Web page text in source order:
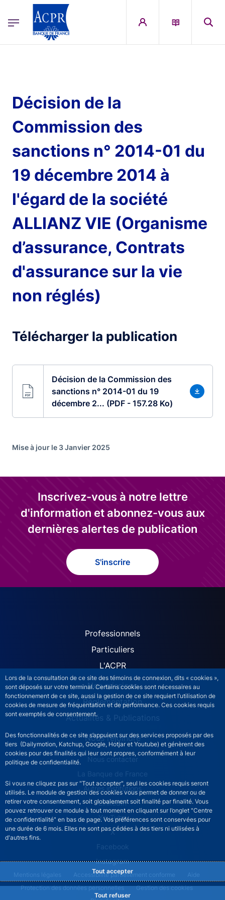
Lors de la consultation de ce site des témoins de connexion, dits « cookies »,
sont déposés sur votre terminal. Certains cookies sont nécessaires au
fonctionnement de ce site, aussi la gestion de ce site requiert l’utilisation de
cookies de mesure de fréquentation et de performance. Ces cookies requis
sont exemptés de consentement.
Des fonctionnalités de ce site s’appuient sur des services proposés par des
tiers (Dailymotion, Katchup, Google, Hotjar et Youtube) et génèrent des
cookies pour des finalités qui leur sont propres, conformément à leur
politique de confidentialité.
Si vous ne cliquez pas sur "Tout accepter", seul les cookies requis seront
utilisés. Le module de gestion des cookies vous permet de donner ou de
retirer votre consentement, soit globalement soit finalité par finalité. Vous
pouvez retrouver ce module à tout moment en cliquant sur l’onglet "Centre
de confidentialité" en bas de page. Vos préférences sont conservées pour
une durée de 6 mois. Elles ne sont pas cédées à des tiers ni utilisées à
d'autres fins.
Tout accepter
Tout refuser
ACPR Menu Principal (French)
Décision de la
Commission des
sanctions n° 2014-01 du
19 décembre 2014 à
l'égard de la société
ALLIANZ VIE (Organisme
d’assurance, Contrats
d'assurance sur la vie
non réglés)
Télécharger la publication
Décision de la Commission des
sanctions n° 2014-01 du 19
décembre 2... (PDF - 157.28 Ko)
Mise à jour le 3 Janvier 2025
Inscrivez-vous à notre lettre
d'information et abonnez-vous aux
dernières alertes de publication
S'inscrire
ACPR site navigation
Professionnels
Particuliers
L'ACPR
Nos missions
Réglementation
Actualités & Publications
Nous rejoindre
ACPR footer secondary menu (French)
Nous contacter
La Banque de France
Autres institutions
LinkedIn
YouTube
X
Facebook
Instagram
ACPR footer legal notice menu
Mentions légales Accessibilité partiellement conforme
Aide
Protection des données personnelles
Gestion des cookies